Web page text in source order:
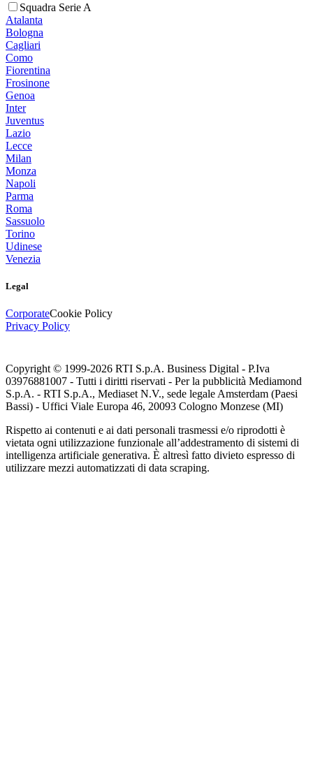
Squadra Serie A
Atalanta
Bologna
Cagliari
Como
Fiorentina
Frosinone
Genoa
Inter
Juventus
Lazio
Lecce
Milan
Monza
Napoli
Parma
Roma
Sassuolo
Torino
Udinese
Venezia
Legal
CorporateCookie Policy
Privacy Policy
Copyright © 1999-2026 RTI S.p.A. Business Digital - P.Iva
03976881007 - Tutti i diritti riservati - Per la pubblicità Mediamond
S.p.A. - RTI S.p.A., Mediaset N.V., sede legale Amsterdam (Paesi
Bassi) - Uffici Viale Europa 46, 20093 Cologno Monzese (MI)
Rispetto ai contenuti e ai dati personali trasmessi e/o riprodotti è
vietata ogni utilizzazione funzionale all’addestramento di sistemi di
intelligenza artificiale generativa. È altresì fatto divieto espresso di
utilizzare mezzi automatizzati di data scraping.